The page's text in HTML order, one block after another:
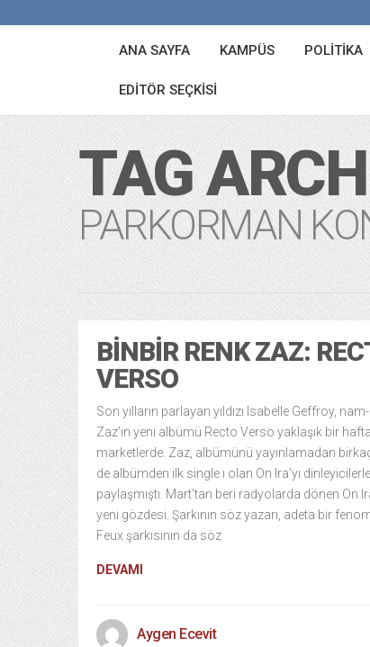
ANA SAYFA KAMPÜS POLITIKA
EDITÖR SEÇKISI
TAG
PARKORMAN
BINBIR RENK ZAZ:
VERSO
Son yılların parlayan yıldızı Isabelle Geffroy,
Zaz’ın yeni albümü Recto Verso yaklaşık bir
marketlerde. Zaz, albümünü yayınlamadan
de albümden ilk single ı olan On Ira’yı dinleyicilerle
paylaşmıştı. Mart’tan beri radyolarda dönen On
yeni gözdesi. Şarkının söz yazarı, adeta bir
Feux şarkısının da söz
DEVAMI
Aygen Ecevit